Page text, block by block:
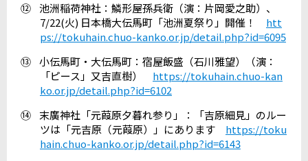
⑫ 池洲稲荷神社：鱗形屋孫兵衛（演：片岡愛之助）、
7/22(火) 日本橋大伝馬町「池洲夏祭り」開催！ htt
ps://tokuhain.chuo-kanko.or.jp/detail.php?id=6095
⑬ 小伝馬町・大伝馬町：宿屋飯盛（石川雅望）（演：
「ピース」又吉直樹） https://tokuhain.chuo-kan
ko.or.jp/detail.php?id=6102
⑭
末廣神社「元葭原夕暮れ参り」：「吉原細見」のルー
ツは「元吉原（元葭原）」にあります https://toku
hain.chuo-kanko.or.jp/detail.php?id=6143